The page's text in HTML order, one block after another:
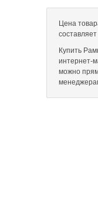
Цена
Купить
интернет-
можно